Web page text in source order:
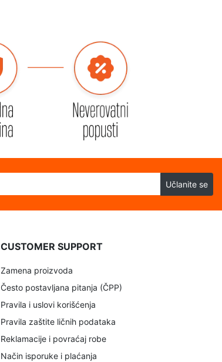
Učlanite se
CUSTOMER SUPPORT
Zamena proizvoda
Često postavljana pitanja (ČPP)
Pravila i uslovi korišćenja
Pravila zaštite ličnih podataka
Reklamacije i povraćaj robe
Način isporuke i plaćanja